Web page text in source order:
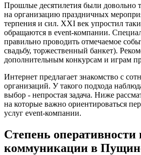
Прошлые десятилетия были довольно
на организацию праздничных
терпения и сил. XXI век упростил
обращаются в event-компании.
правильно проводить отмечаемое
свадьбу, торжественный банкет).
дополнительным конкурсам и играм
Интернет предлагает знакомство с
организаций. У такого подхода
выбор - непростая задача. Ниже
на которые важно ориентироваться
услуг event-компании.
Степень оперативности
коммуникации в